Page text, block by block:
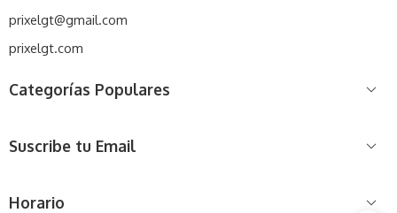
prixelgt@gmail.com
prixelgt.com
Categorías Populares
Suscribe tu Email
Horario